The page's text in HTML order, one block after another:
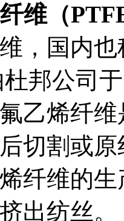
维（
，国内
邦公司
乙烯纤
切割或
纤维的
出纺丝。